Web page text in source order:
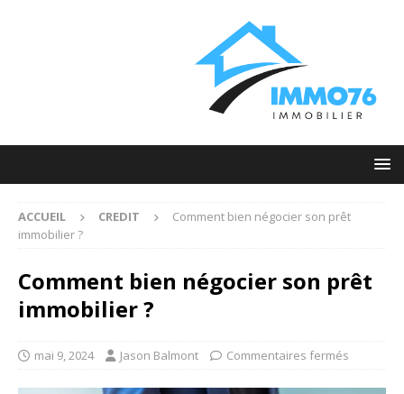
ACCUEIL CREDIT
Comment bien négocier son prêt
immobilier ?
Comment bien négocier son prêt
immobilier ?
mai 9, 2024 Jason Balmont Commentaires fermés